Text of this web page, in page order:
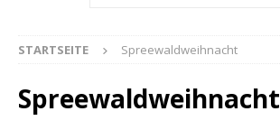
STARTSEITE Spreewaldweihnacht
Spreewaldweihnacht